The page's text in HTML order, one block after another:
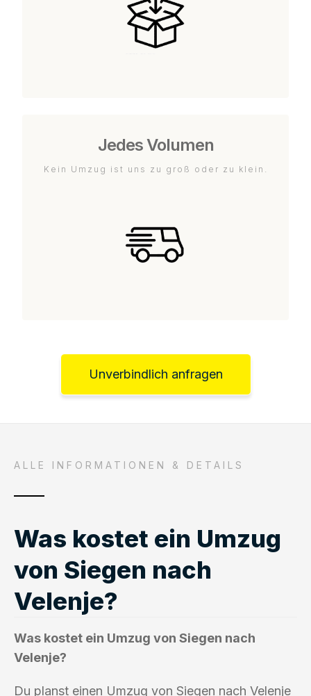
Jedes Volumen
Kein Umzug ist uns zu groß oder zu klein.
Unverbindlich anfragen
ALLE INFORMATIONEN & DETAILS
Was kostet ein Umzug
von Siegen nach
Velenje?
Was kostet ein Umzug von Siegen nach
Velenje?
Du planst einen Umzug von Siegen nach Velenje